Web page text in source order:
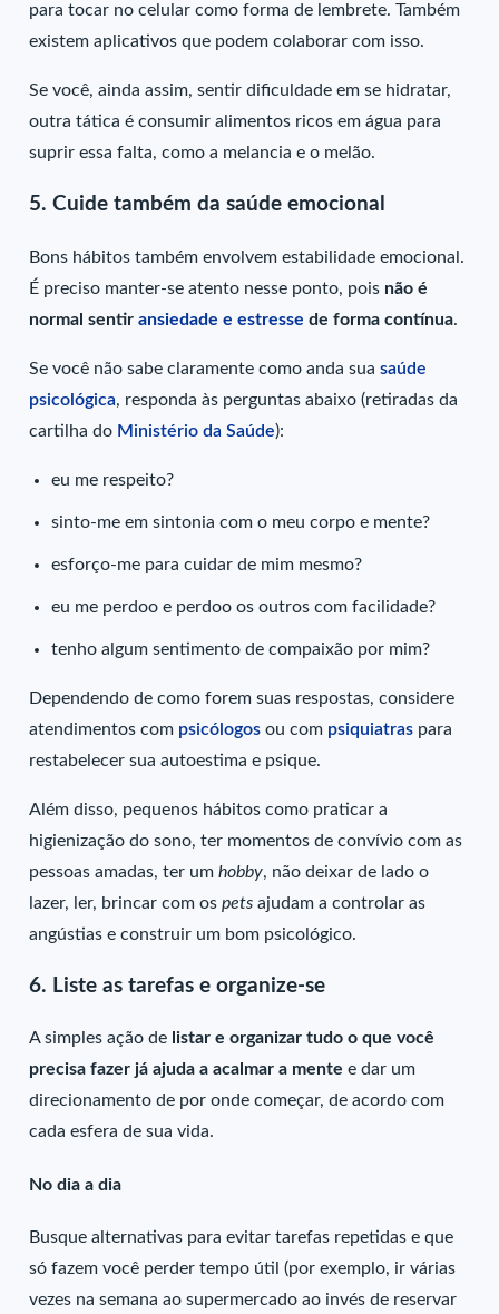
para tocar no celular como forma de lembrete. Também
existem aplicativos que podem colaborar com isso.
Se você, ainda assim, sentir dificuldade em se hidratar,
outra tática é consumir alimentos ricos em água para
suprir essa falta, como a melancia e o melão.
5. Cuide também da saúde emocional
Bons hábitos também envolvem estabilidade emocional.
É preciso manter-se atento nesse ponto, pois não é
normal sentiransiedade e estresse de forma contínua.
Se você não sabe claramente como anda suasaúde
psicológica, responda às perguntas abaixo (retiradas da
cartilha do Ministério da Saúde):
eu me respeito?
sinto-me em sintonia com o meu corpo e mente?
esforço-me para cuidar de mim mesmo?
eu me perdoo e perdoo os outros com facilidade?
tenho algum sentimento de compaixão por mim?
Dependendo de como forem suas respostas, considere
atendimentos com psicólogos ou com psiquiatras para
restabelecer sua autoestima e psique.
Além disso, pequenos hábitos como praticar a
higienização do sono, ter momentos de convívio com as
pessoas amadas, ter umhobby, não deixar de lado o
lazer, ler, brincar com ospets ajudam a controlar as
angústias e construir um bom psicológico.
6. Liste as tarefas e organize-se
A simples ação de listar e organizar tudo o que você
precisa fazer já ajuda a acalmar a mente e dar um
direcionamento de por onde começar, de acordo com
cada esfera de sua vida.
No dia a dia
Busque alternativas para evitar tarefas repetidas e que
só fazem você perder tempo útil (por exemplo, ir várias
vezes na semana ao supermercado ao invés de reservar